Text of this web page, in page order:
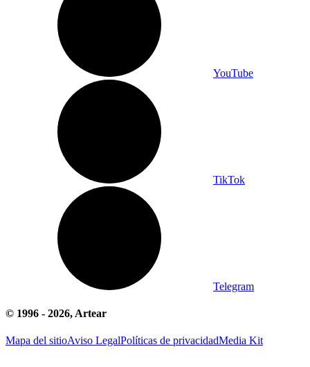
YouTube
TikTok
Telegram
© 1996 - 2026, Artear
Mapa del sitioAviso LegalPolíticas de privacidadMedia Kit